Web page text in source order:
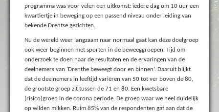
programma was voor velen een uitkomst: iedere dag om 10 uur een
kwartiertje in beweging op een passend niveau onder leiding van
bekende Drentse gezichten.
Nu de wereld weer langzaam naar normaal gaat kan deze doelgroep
ook weer beginnen met sporten in de beweeggroepen. Tijd om
onderzoek te doen naar de resultaten en de ervaringen van de
deelnemers van ‘Drenthe beweegt door en binnen’. Daaruit blijkt
dat de deelnemers in leeftijd variëren van 50 tot ver boven de 80,
de grootste groep zit tussen de 71 en 80. Een kwetsbare
(risico)groep in de corona periode. De groep waar we heel duidelijk
op wilden mikken. Ruim 85% van de respondenten gaf aan dat de